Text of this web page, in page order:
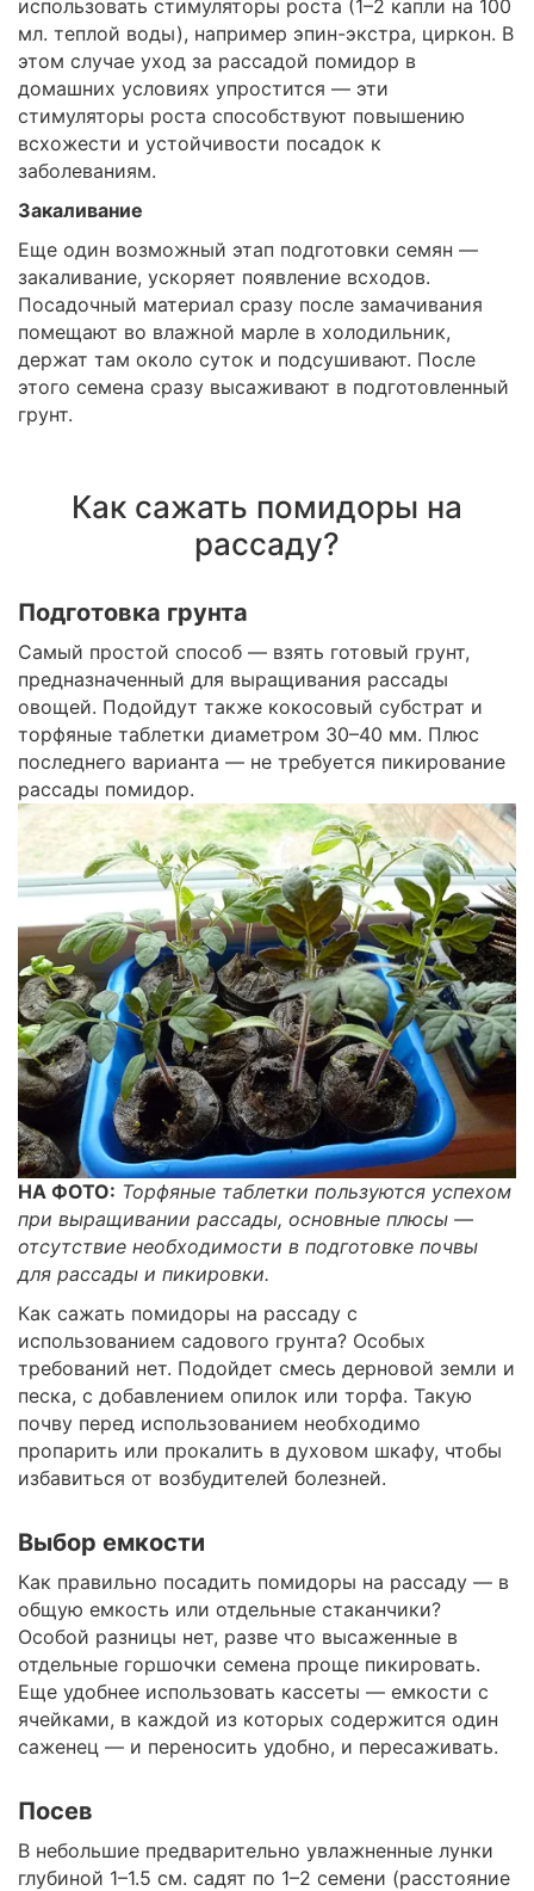
использовать стимуляторы роста (1–2 капли на 100
мл. теплой воды), например эпин-экстра, циркон. В
этом случае уход за рассадой помидор в
домашних условиях упростится — эти
стимуляторы роста способствуют повышению
всхожести и устойчивости посадок к
заболеваниям.
Закаливание
Еще один возможный этап подготовки семян —
закаливание, ускоряет появление всходов.
Посадочный материал сразу после замачивания
помещают во влажной марле в холодильник,
держат там около суток и подсушивают. После
этого семена сразу высаживают в подготовленный
грунт.
Как сажать помидоры на
рассаду?
Подготовка грунта
Самый простой способ — взять готовый грунт,
предназначенный для выращивания рассады
овощей. Подойдут также кокосовый субстрат и
торфяные таблетки диаметром 30–40 мм. Плюс
последнего варианта — не требуется пикирование
рассады помидор.
НА ФОТО: Торфяные таблетки пользуются успехом
при выращивании рассады, основные плюсы —
отсутствие необходимости в подготовке почвы
для рассады и пикировки.
Как сажать помидоры на рассаду с
использованием садового грунта? Особых
требований нет. Подойдет смесь дерновой земли и
песка, с добавлением опилок или торфа. Такую
почву перед использованием необходимо
пропарить или прокалить в духовом шкафу, чтобы
избавиться от возбудителей болезней.
Выбор емкости
Как правильно посадить помидоры на рассаду — в
общую емкость или отдельные стаканчики?
Особой разницы нет, разве что высаженные в
отдельные горшочки семена проще пикировать.
Еще удобнее использовать кассеты — емкости с
ячейками, в каждой из которых содержится один
саженец — и переносить удобно, и пересаживать.
Посев
В небольшие предварительно увлажненные лунки
глубиной 1–1.5 см. садят по 1–2 семени (расстояние